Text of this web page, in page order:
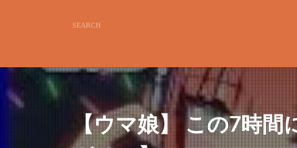
【ウマ娘】 この7時間